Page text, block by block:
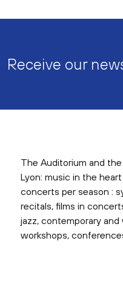
Receive our
The Auditorium and
Lyon: music in the
concerts per season :
recitals, films in
jazz, contemporary
workshops,